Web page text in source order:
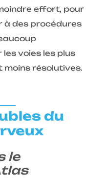
effort, pour
à des procédures
voies les plus
résolutives.
du
le